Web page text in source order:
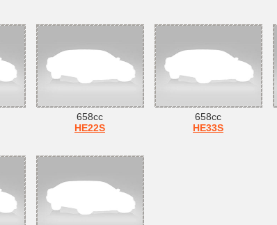
658cc
HE22S
658cc
HE33S